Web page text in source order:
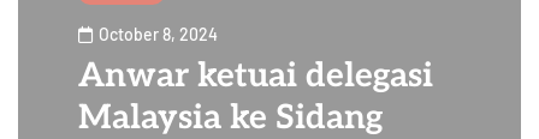
October 8, 2024
Anwar ketuai delegasi
Malaysia ke Sidang